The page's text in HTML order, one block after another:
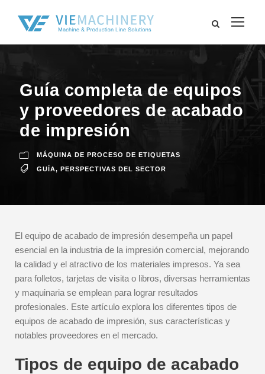
Guía completa de equipos
y proveedores de acabado
de impresión
MÁQUINA DE PROCESO DE ETIQUETAS
GUÍA, PERSPECTIVAS DEL SECTOR
El equipo de acabado de impresión desempeña un papel
esencial en la industria de la impresión comercial, mejorando
la calidad y el atractivo de los materiales impresos. Ya sea
para folletos, tarjetas de visita o libros, diversas herramientas
y maquinaria se emplean para lograr resultados
profesionales. Este artículo explora los diferentes tipos de
equipos de acabado de impresión, sus características y
notables proveedores en el mercado.
Tipos de equipo de acabado